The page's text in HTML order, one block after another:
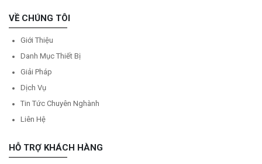
VỀ CHÚNG TÔI
Giới Thiệu
Danh Mục Thiết Bị
Giải Pháp
Dịch Vụ
Tin Tức Chuyên Nghành
Liên Hệ
HỖ TRỢ KHÁCH HÀNG